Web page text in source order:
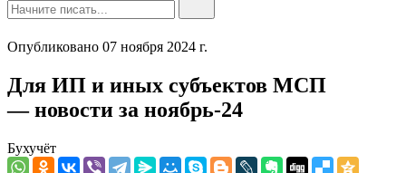
Опубликовано 07 ноября 2024 г.
Для ИП и иных субъектов МСП
— новости за ноябрь-24
Бухучёт